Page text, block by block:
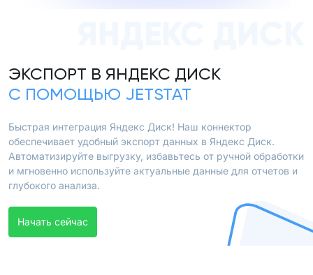
ЭКСПОРТ В ЯНДЕКС ДИСК
С ПОМОЩЬЮ JETSTAT
Быстрая интеграция Яндекс Диск! Наш коннектор
обеспечивает удобный экспорт данных в Яндекс Диск.
Автоматизируйте выгрузку, избавьтесь от ручной обработки
и мгновенно используйте актуальные данные для отчетов и
глубокого анализа.
Начать сейчас